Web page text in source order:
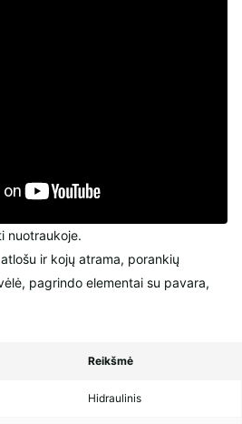
nuotraukoje.
ir kojų atrama, porankių
pagrindo elementai su pavara,
Reikšmė
Hidraulinis